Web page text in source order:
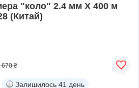
"коло" 2.4 мм X 400 м
(Китай)
670 ₴
Залишилось 41 день